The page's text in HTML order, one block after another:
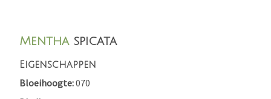
Menthaspicata
Eigenschappen
Bloeihoogte 070